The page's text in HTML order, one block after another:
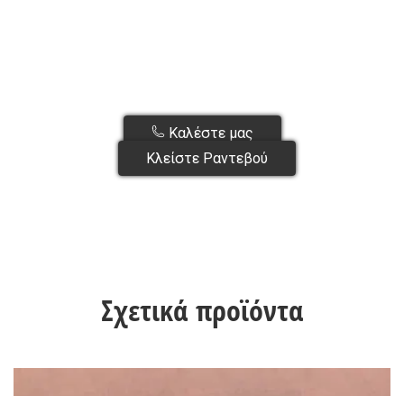
Καλέστε μας
Κλείστε Ραντεβού
Σχετικά προϊόντα